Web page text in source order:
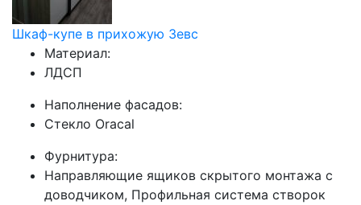
Шкаф-купе в прихожую Зевс
Материал:
ЛДСП
Наполнение фасадов:
Стекло Oracal
Фурнитура:
Направляющие ящиков скрытого монтажа с
доводчиком, Профильная система створок